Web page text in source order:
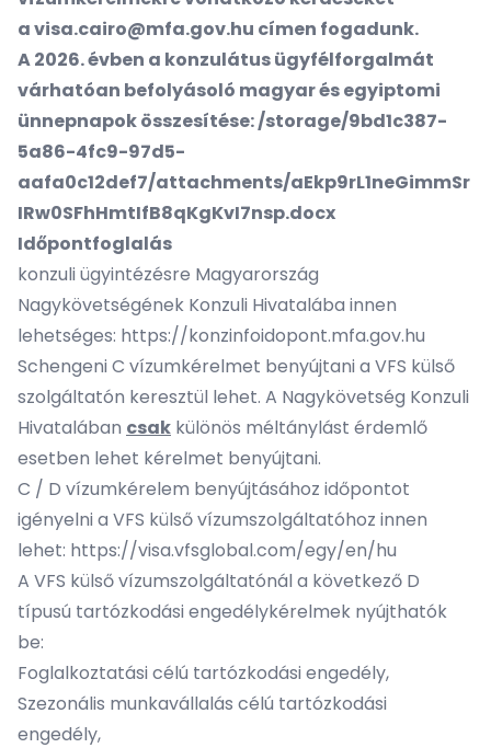
avisa.cairo@mfa.gov.hu címen fogadunk.
​A 2026. évben a konzulátus ügyfélforgalmát
várhatóan befolyásoló magyar és egyiptomi
ünnepnapok összesítése:/storage/9bd1c387-
5a86-4fc9-97d5-
aafa0c12def7/attachments/aEkp9rL1neGimmSr
IRw0SFhHmtIfB8qKgKvI7nsp.docx
Időpontfoglalás
konzuli ügyintézésre Magyarország
Nagykövetségének Konzuli Hivatalába innen
lehetséges: https://konzinfoidopont.mfa.gov.hu
Schengeni C vízumkérelmet benyújtani a VFS külső
szolgáltatón keresztül lehet. A Nagykövetség Konzuli
Hivatalában csak különös méltánylást érdemlő
esetben lehet kérelmet benyújtani.
C / D vízumkérelem benyújtásához időpontot
igényelni a VFS külső vízumszolgáltatóhoz innen
lehet: https://visa.vfsglobal.com/egy/en/hu
A VFS külső vízumszolgáltatónál a következő D
típusú tartózkodási engedélykérelmek nyújthatók
be:
Foglalkoztatási célú tartózkodási engedély,
Szezonális munkavállalás célú tartózkodási
engedély,